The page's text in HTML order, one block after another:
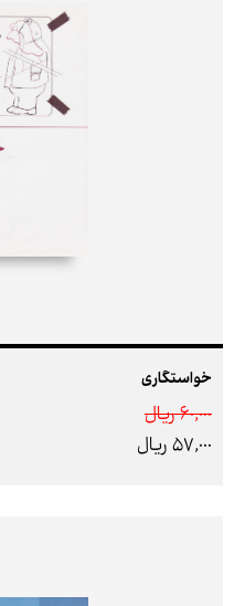
خواستگاری
60,000 ريال
57,000 ريال